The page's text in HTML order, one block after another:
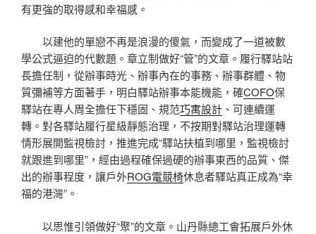
有更強的取得感和幸福感。
以建他的單戀不再是浪漫的傻氣，而變成了一道被數
學公式逼迫的代數題。章立制做好“管”的文章。履行驛站站
長擔任制，從辦事時光、辦事內在的事務、辦事群體、物
質彌補等方面著手，明白驛站辦事本能機能，確COFO保
驛站在專人周全擔任下穩固、規范巧寓設計 、可連續運
轉。對各驛站履行星級靜態治理，不按期對驛站治理運轉
情形展開監視檢討，推進完成“驛站扶植到哪里，監視檢討
就跟進到哪里”，經由過程確保過硬的辦事東西的品質、傑
出的辦事程度，讓戶外ROG電競椅休息者驛站真正成為“幸
福的港灣”。
以思惟引領做好“聚”的文章。山丹縣總工會拓展戶外休